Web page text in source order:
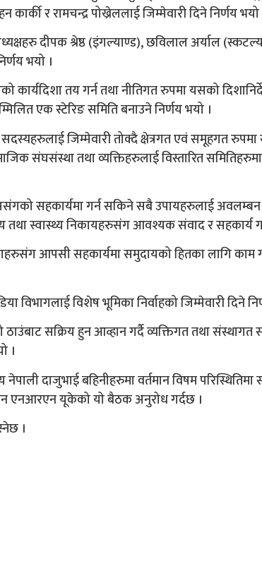
र रामचन्द्र पोख्रेललाई जिम्मेवारी दिने निर्णय भयो
दीपक श्रेष्ठ (इंगल्याण्ड), छविलाल अर्याल
भयो ।
कार्यदिशा तय गर्न तथा नीतिगत रुपमा यसको
एक स्टेरिङ समिति बनाउने निर्णय भयो ।
जिम्मेवारी तोक्दै क्षेत्रगत एवं समूहगत
संघसंस्था तथा व्यक्तिहरुलाई विस्तारित
सहकार्यमा गर्न सकिने सबै उपायहरुलाई अवलम्बन
स्वास्थ्य निकायहरुसंग आवश्यक संवाद र सहकार्य
आपसी सहकार्यमा समुदायको हितका लागि काम
विशेष भूमिका निर्वाहको जिम्मेवारी दिने
सक्रिय हुन आव्हान गर्दै व्यक्तिगत तथा संस्थागत
।
दाजुभाई बहिनीहरुमा वर्तमान विषम परिस्थितिमा
एनआरएन यूकेको यो बैठक अनुरोध गर्दछ ।
।